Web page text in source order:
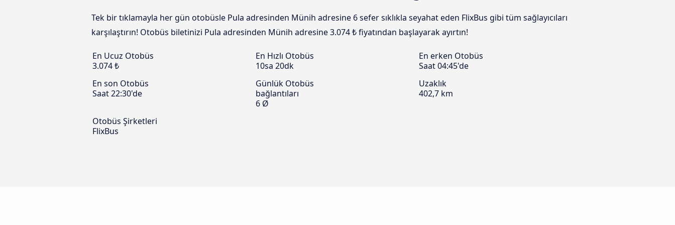
Tek bir tıklamayla her gün otobüsle Pula adresinden Münih adresine 6 sefer sıklıkla seyahat eden FlixBus gibi tüm sağlayıcıları
karşılaştırın! Otobüs biletinizi Pula adresinden Münih adresine 3.074 ₺ fiyatından başlayarak ayırtın!
En Ucuz Otobüs
3.074 ₺
En Hızlı Otobüs
10sa 20dk
En erken Otobüs
Saat 04:45'de
En son Otobüs
Saat 22:30'de
Günlük Otobüs
bağlantıları
6 Ø
Uzaklık
402,7 km
Otobüs Şirketleri
FlixBus